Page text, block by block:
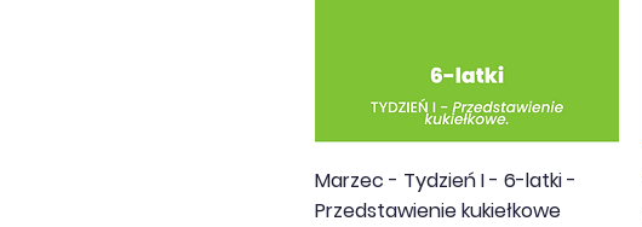
Marzec - Tydzień I - 6-latki -
Przedstawienie kukiełkowe